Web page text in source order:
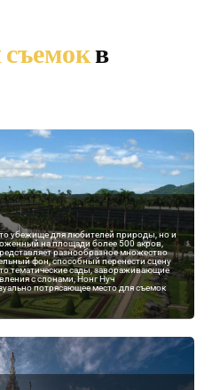
съемокв
убежище для любителей природы, но и
на площади более 500 акров,
разнообразное множество
фон, способный перенести сцену
тематические сады, завораживающие
с слонами, Нонг Нуч
потрясающее место для съемок